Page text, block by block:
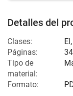
Detalles del
Clases: EI,
Páginas:
Tipo de
material:
Formato: